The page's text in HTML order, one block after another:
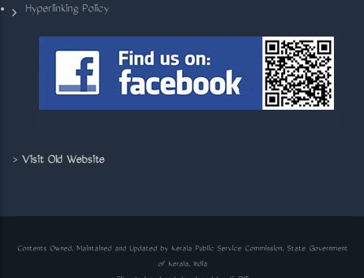
Hyperlinking Policy
> Visit Old Website
Contents Owned, Maintained and Updated by Kerala Public Service Commission, State Government
of Kerala, India